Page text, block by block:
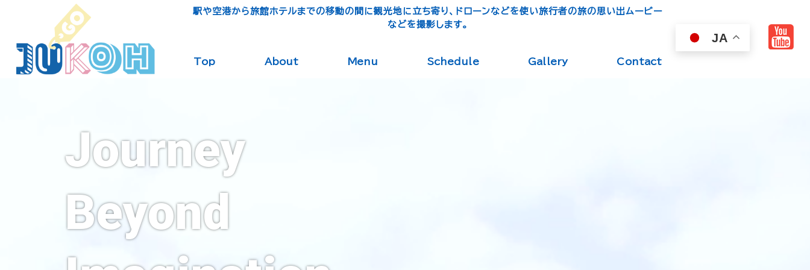
駅や空港から旅館ホテルまでの移動の間に観光地に立ち寄り、ドローンなどを使い旅行者の旅の思い出ムービー
などを撮影します。
Top About Menu Schedule Gallery Contact
Journey
Beyond
JA